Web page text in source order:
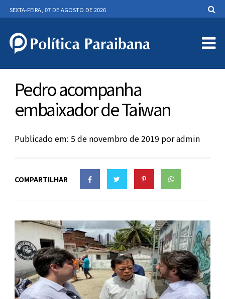
SEXTA-FEIRA, 07 DE AGOSTO DE 2026
Pedro acompanha
embaixador de Taiwan
Publicado em: 5 de novembro de 2019 poradmin
COMPARTILHAR